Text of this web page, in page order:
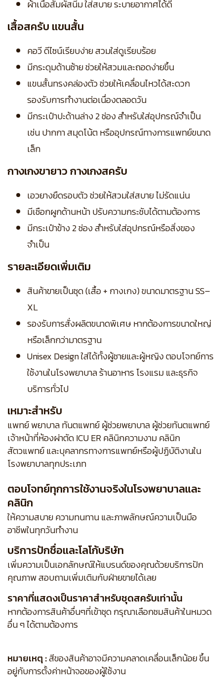
ผ้าเนื้อสัมผัสนิ่ม ใส่สบาย ระบายอากาศได้ดี
เสื้อสครับ แขนสั้น
คอวี ดีไซน์เรียบง่าย สวมใส่ดูเรียบร้อย
มีกระดุมด้านซ้าย ช่วยให้สวมและถอดง่ายขึ้น
แขนสั้นทรงคล่องตัว ช่วยให้เคลื่อนไหวได้สะดวก
รองรับการทำงานต่อเนื่องตลอดวัน
มีกระเป๋าปะด้านล่าง 2 ช่อง สำหรับใส่อุปกรณ์จำเป็น
เช่น ปากกา สมุดโน้ต หรืออุปกรณ์ทางการแพทย์ขนาด
เล็ก
กางเกงขายาว กางเกงสครับ
เอวยางยืดรอบตัว ช่วยให้สวมใส่สบาย ไม่รัดแน่น
มีเชือกผูกด้านหน้า ปรับความกระชับได้ตามต้องการ
มีกระเป๋าข้าง 2 ช่อง สำหรับใส่อุปกรณ์หรือสิ่งของ
จำเป็น
รายละเอียดเพิ่มเติม
สินค้าขายเป็นชุด (เสื้อ + กางเกง) ขนาดมาตรฐาน SS–
XL
รองรับการสั่งผลิตขนาดพิเศษ หากต้องการขนาดใหญ่
หรือเล็กกว่ามาตรฐาน
Unisex Design ใส่ได้ทั้งผู้ชายและผู้หญิง ตอบโจทย์การ
ใช้งานในโรงพยาบาล ร้านอาหาร โรงแรม และธุรกิจ
บริการทั่วไป
เหมาะสำหรับ
แพทย์ พยาบาล ทันตแพทย์ ผู้ช่วยพยาบาล ผู้ช่วยทันตแพทย์
เจ้าหน้าที่ห้องผ่าตัด ICU ER คลินิกความงาม คลินิก
สัตวแพทย์ และบุคลากรทางการแพทย์หรือผู้ปฏิบัติงานใน
โรงพยาบาลทุกประเภท
ตอบโจทย์ทุกการใช้งานจริงในโรงพยาบาลและ
คลินิก
ให้ความสบาย ความทนทาน และภาพลักษณ์ความเป็นมือ
อาชีพในทุกวันทำงาน
บริการปักชื่อและโลโก้บริษัท
เพิ่มความเป็นเอกลักษณ์ให้แบรนด์ของคุณด้วยบริการปัก
คุณภาพ สอบถามเพิ่มเติมกับฝ่ายขายได้เลย
ราคาที่แสดงเป็นราคาสำหรับชุดสครับเท่านั้น
หากต้องการสินค้าอื่นๆที่เข้าชุด กรุณาเลือกชมสินค้าในหมวด
อื่น ๆ ได้ตามต้องการ
หมายเหตุ :สีของสินค้าอาจมีความคลาดเคลื่อนเล็กน้อย ขึ้น
อยู่กับการตั้งค่าหน้าจอของผู้ใช้งาน